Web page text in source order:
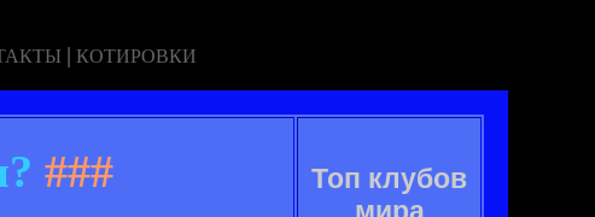
| КОТИРОВКИ
###
Топ клубов